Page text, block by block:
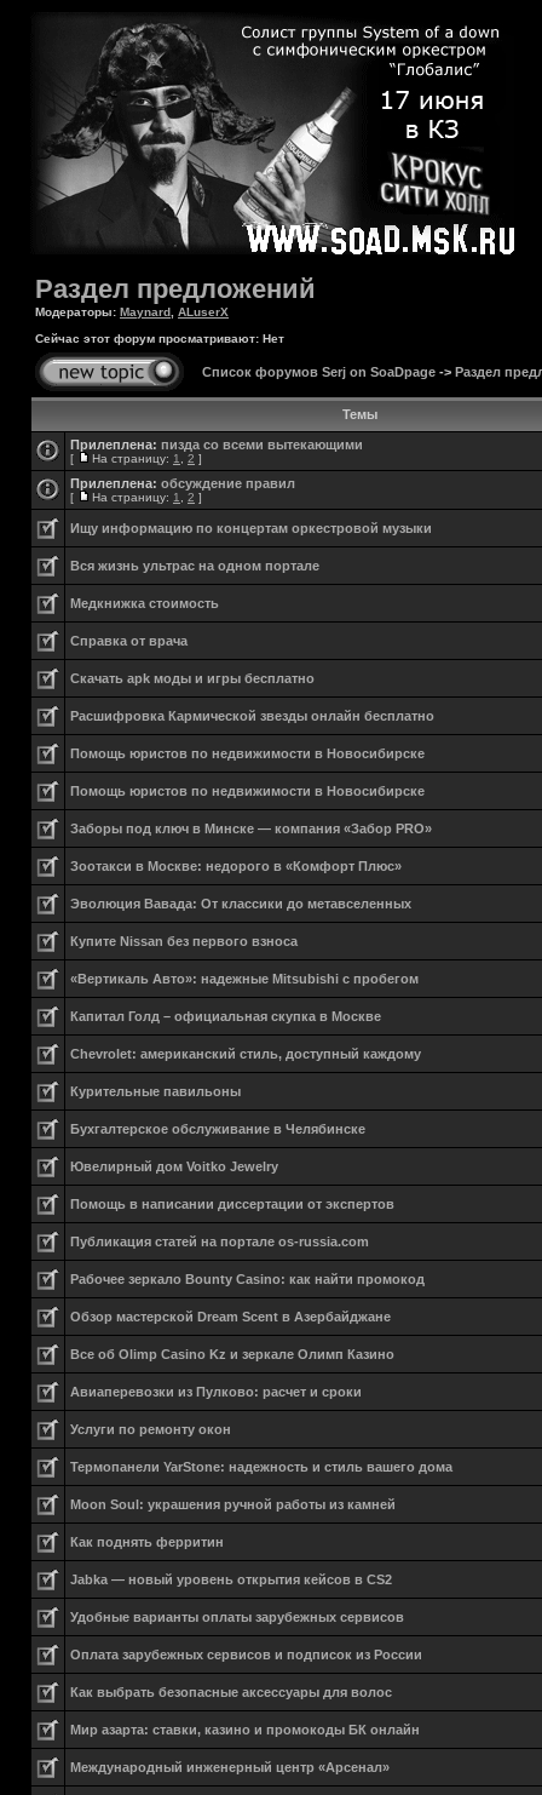
Раздел предложений
Модераторы: Maynard ALuserX
Сейчас этот форум просматривают: Нет
Список форумов Serj on SoaDpage -> Раздел
Темы
Прилеплена: пизда со всеми вытекающими
[ На страницу: 1 2 ]
Прилеплена: обсуждение правил
[ На страницу: 1 2 ]
Ищу информацию по концертам оркестровой музыки
Вся жизнь ультрас на одном портале
Медкнижка стоимость
Справка от врача
Скачать apk моды и игры бесплатно
Расшифровка Кармической звезды онлайн бесплатно
Помощь юристов по недвижимости в Новосибирске
Помощь юристов по недвижимости в Новосибирске
Заборы под ключ в Минске — компания «Забор PRO»
Зоотакси в Москве: недорого в «Комфорт Плюс»
Эволюция Вавада: От классики до метавселенных
Купите Nissan без первого взноса
«Вертикаль Авто»: надежные Mitsubishi с пробегом
Капитал Голд – официальная скупка в Москве
Chevrolet: американский стиль, доступный каждому
Курительные павильоны
Бухгалтерское обслуживание в Челябинске
Ювелирный дом Voitko Jewelry
Помощь в написании диссертации от экспертов
Публикация статей на портале os-russia.com
Рабочее зеркало Bounty Casino: как найти промокод
Обзор мастерской Dream Scent в Азербайджане
Все об Olimp Casino Kz и зеркале Олимп Казино
Авиаперевозки из Пулково: расчет и сроки
Услуги по ремонту окон
Термопанели YarStone: надежность и стиль вашего дома
Moon Soul: украшения ручной работы из камней
Как поднять ферритин
Jabka — новый уровень открытия кейсов в CS2
Удобные варианты оплаты зарубежных сервисов
Оплата зарубежных сервисов и подписок из России
Как выбрать безопасные аксессуары для волос
Мир азарта: ставки, казино и промокоды БК онлайн
Международный инженерный центр «Арсенал»